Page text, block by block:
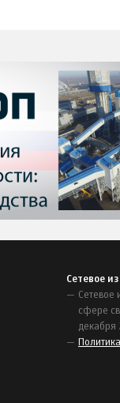
Сетевое
Сетевое
сфере
декабря